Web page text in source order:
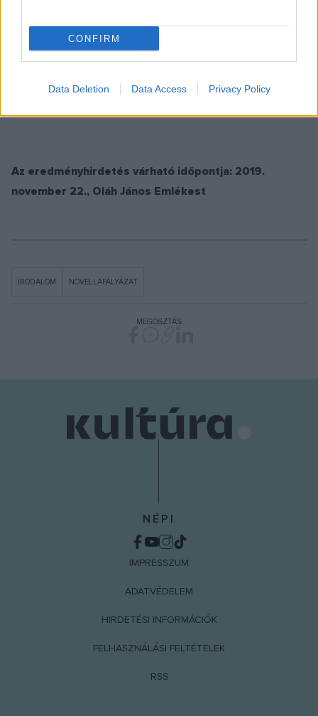
CONFIRM
Data Deletion Data Access Privacy Policy
könyvformátumban és/vagy folyóiratban, valamint
elektronikus formában a kiíró internetes felületein), továbbá
kéziratát elektronikus formában a kiírónak átadják.
Az eredményhirdetés várható időpontja: 2019.
november 22., Oláh János Emlékest
IRODALOM NOVELLAPÁLYÁZAT
MEGOSZTÁS
NÉPI
IMPRESSZUM
ADATVÉDELEM
HIRDETÉSI INFORMÁCIÓK
FELHASZNÁLÁSI FELTÉTELEK
RSS